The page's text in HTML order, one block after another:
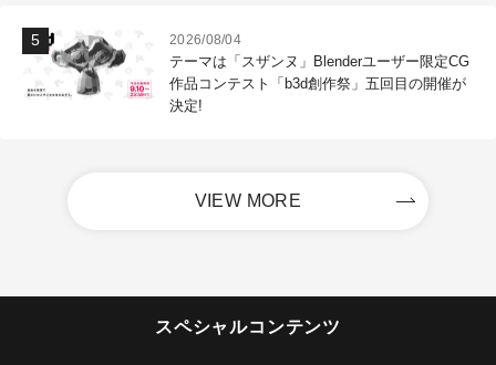
2026/08/04
テーマは「スザンヌ」Blenderユーザー限定CG
作品コンテスト「b3d創作祭」五回目の開催が
決定!
VIEW MORE
スペシャルコンテンツ